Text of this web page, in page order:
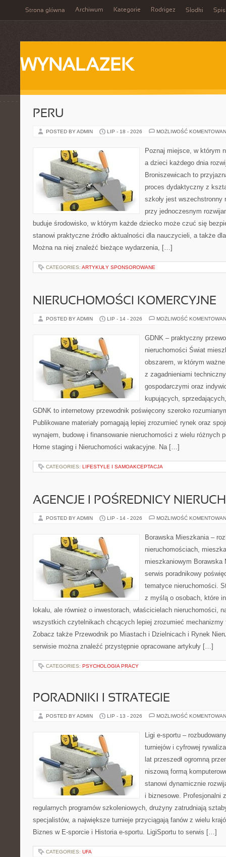
Strona główna Archiwum Kategorie Rodrigez Słodki Spis
WYNALAZEK
PERU
POSTED BY ADMIN LIP - 18 - 2026 MOŻLIWOŚĆ
Poznaj miejsce, w którym
a dzieci każdego dnia
Broniszewicach to
proces dydaktyczny z
szkoły jest wszechstronny
przy jednoczesnym
buduje środowisko, w którym każde dziecko może czuć się
stanowi praktyczne źródło aktualności dla nauczycieli, a także
Można na niej znaleźć bieżące wydarzenia, […]
CATEGORIES: ARTYKUŁY SPONSOROWANE
NIERUCHOMOŚCI KOMERCYJNE
POSTED BY ADMIN LIP - 14 - 2026 MOŻLIWOŚĆ
GDNK – praktyczny
nieruchomości Świat
obszarem, w którym
z zagadnieniami
gospodarczymi oraz
kupujących,
GDNK to internetowy przewodnik poświęcony szeroko
Publikowane materiały pomagają lepiej zrozumieć rynek oraz
wynajem, budowę i finansowanie nieruchomości z wielu różnych
Home staging i Nieruchomości wakacyjne. Na […]
CATEGORIES: LIFESTYLE I SAMOAKCEPTACJA
AGENCJE I POŚREDNICY
POSTED BY ADMIN LIP - 14 - 2026 MOŻLIWOŚĆ
Borawska Mieszkania –
nieruchomościach,
mieszkaniowym Borawska
serwis poradnikowy
tematyce nieruchomości.
z myślą o osobach, które
lokalu, ale również o inwestorach, właścicielach nieruchomości,
wszystkich czytelnikach chcących lepiej zrozumieć mechanizmy
Zobacz także Przewodnik po Miastach i Dzielnicach i Rynek
serwisie można znaleźć przystępnie opracowane artykuły […]
CATEGORIES: PSYCHOLOGIA PRACY
PORADNIKI I STRATEGIE
POSTED BY ADMIN LIP - 13 - 2026 MOŻLIWOŚĆ
Ligi e-sportu –
turniejów i cyfrowej
lat przeszedł ogromną
niszową formą
stanowi dynamicznie
i biznesowe. Profesjonalni
regularnych programów szkoleniowych, drużyny zatrudniają
specjalistów, a największe turnieje przyciągają fanów z wielu
Biznes w E-sporcie i Historia e-sportu. LigiSportu to serwis […]
CATEGORIES: UFA